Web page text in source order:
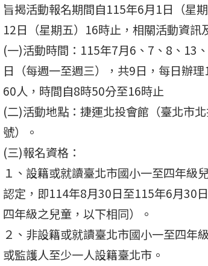
旨揭活動報名期間自115年6月1日（星
12日（星期五）16時止，相關活動資訊
(一)活動時間：115年7月6、7、8、13
日（每週一至週三），共9日，每日辦
60人，時間自8時50分至16時止
(二)活動地點：捷運北投會館（臺北市
號）。
(三)報名資格：
１、設籍或就讀臺北市國小一至四年級
認定，即114年8月30日至115年6月30
四年級之兒童，以下相同）。
２、非設籍或就讀臺北市國小一至四年
或監護人至少一人設籍臺北市。